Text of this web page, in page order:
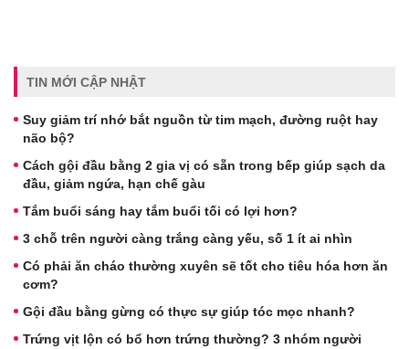
TIN MỚI CẬP NHẬT
Suy giảm trí nhớ bắt nguồn từ tim mạch, đường ruột hay
não bộ?
Cách gội đầu bằng 2 gia vị có sẵn trong bếp giúp sạch da
đầu, giảm ngứa, hạn chế gàu
Tắm buổi sáng hay tắm buổi tối có lợi hơn?
3 chỗ trên người càng trắng càng yếu, số 1 ít ai nhìn
Có phải ăn cháo thường xuyên sẽ tốt cho tiêu hóa hơn ăn
cơm?
Gội đầu bằng gừng có thực sự giúp tóc mọc nhanh?
Trứng vịt lộn có bổ hơn trứng thường? 3 nhóm người